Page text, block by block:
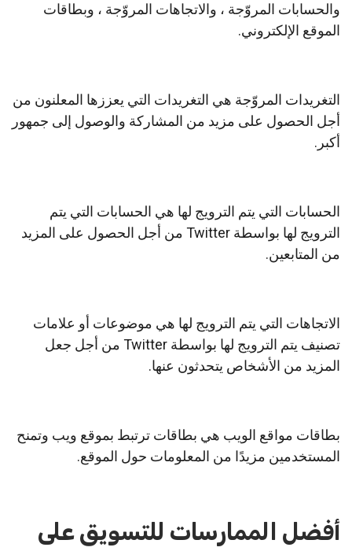
والحسابات المروّجة ، والاتجاهات المروّجة ، وبطاقات
الموقع الإلكتروني.
التغريدات المروّجة هي التغريدات التي يعززها المعلنون من
أجل الحصول على مزيد من المشاركة والوصول إلى جمهور
أكبر.
الحسابات التي يتم الترويج لها هي الحسابات التي يتم
الترويج لها بواسطة Twitter من أجل الحصول على المزيد
من المتابعين.
الاتجاهات التي يتم الترويج لها هي موضوعات أو علامات
تصنيف يتم الترويج لها بواسطة Twitter من أجل جعل
المزيد من الأشخاص يتحدثون عنها.
بطاقات مواقع الويب هي بطاقات ترتبط بموقع ويب وتمنح
المستخدمين مزيدًا من المعلومات حول الموقع.
أفضل الممارسات للتسويق على